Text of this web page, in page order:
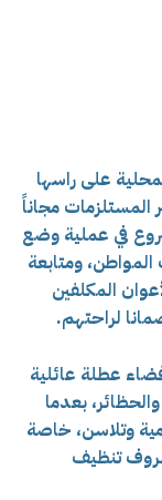
على راسها
المستلزمات مجاناً
في عملية وضع
ومتابعة
المكلفين
لراحتهم.
عطلة عائلية
بعدما
وتلاسن، خاصة
تنظيف